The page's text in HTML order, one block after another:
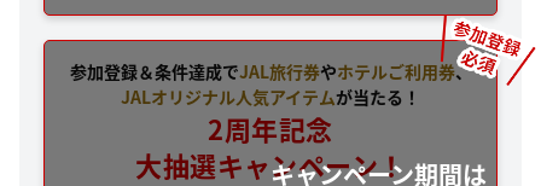
参加登録＆条件達成でJAL旅行券やホテルご利用券、
JALオリジナル人気アイテムが当たる！
2周年記念
大抽選キャンペーン！